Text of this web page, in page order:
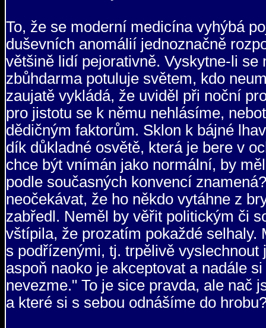
To, že se moderní medicína vyhýbá
duševních anomálií jednoznačně
většině lidí pejorativně. Vyskytne-li
zbůhdarma potuluje světem, kdo
zaujatě vykládá, že uviděl při noční
pro jistotu se k němu nehlásíme,
dědičným faktorům. Sklon k bájné
dík důkladné osvětě, která je bere v
chce být vnímán jako normální, by
podle současných konvencí
neočekávat, že ho někdo vytáhne z
zabředl. Neměl by věřit politickým či
vštípila, že prozatím pokaždé
s podřízenými, tj. trpělivě
aspoň naoko je akceptovat a nadále
nevezme." To je sice pravda, ale nač
a které si s sebou odnášíme do